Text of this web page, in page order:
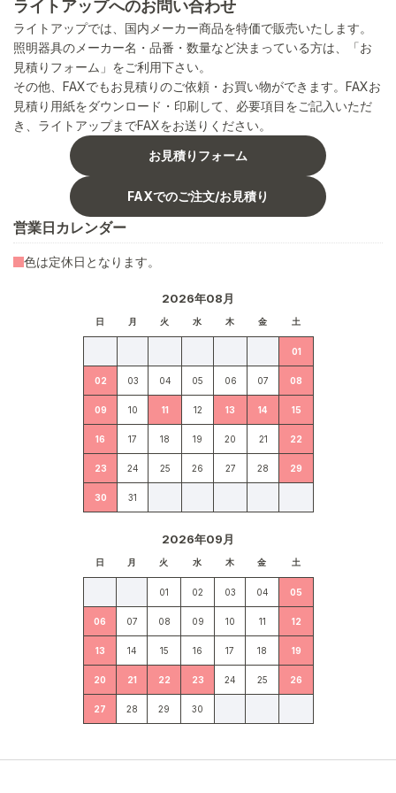
ライトアップへのお問い合わせ
ライトアップでは、国内メーカー商品を特価で販売いたします。
照明器具のメーカー名・品番・数量など決まっている方は、「お
見積りフォーム」をご利用下さい。
その他、FAXでもお見積りのご依頼・お買い物ができます。FAXお
見積り用紙をダウンロード・印刷して、必要項目をご記入いただ
き、ライトアップまでFAXをお送りください。
お見積りフォーム
FAXでのご注文/お見積り
営業日カレンダー
2026年08月
日 月 火 水 木 金 土
01
02 03 04 05 06 07 08
09 10 11 12 13 14 15
16 17 18 19 20 21 22
23 24 25 26 27 28 29
30 31
2026年09月
日 月 火 水 木 金 土
01 02 03 04 05
06 07 08 09 10 11 12
13 14 15 16 17 18 19
20 21 22 23 24 25 26
27 28 29 30
色は定休日となります。